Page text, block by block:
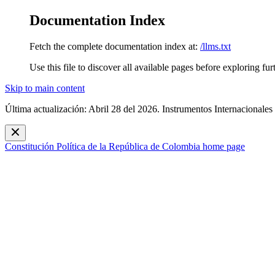
Documentation Index
Fetch the complete documentation index at: /llms.txt
Use this file to discover all available pages before exploring
Skip to main content
Última actualización: Abril 28 del 2026. Instrumentos Internacionales
Constitución Política de la República de Colombia home page